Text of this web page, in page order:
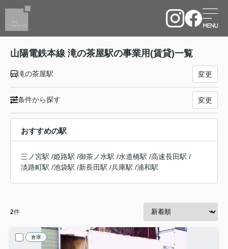
山陽電鉄本線 滝の茶屋駅の事業用(賃貸)一覧
滝の茶屋駅 変更
条件から探す 変更
おすすめの駅
三ノ宮駅 /姫路駅 /御茶ノ水駅 /水道橋駅 /高速長田駅 /
淡路町駅 /池袋駅 /新長田駅 /兵庫駅 /浦和駅
2件
倉庫